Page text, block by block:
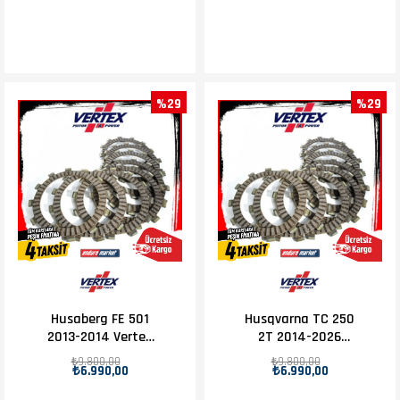
Husaberg FE 501
2013-2014 Vertex
Debriyaj Balatası
Set
₺6.990,00
₺9.800,00
%29
Husqvarna TC 250
2T 2014-2026
Vertex Debriyaj
Balatası Set
₺6.990,00
₺9.800,00
%29